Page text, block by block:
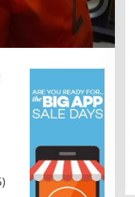
dan Minim
Bumiayu–